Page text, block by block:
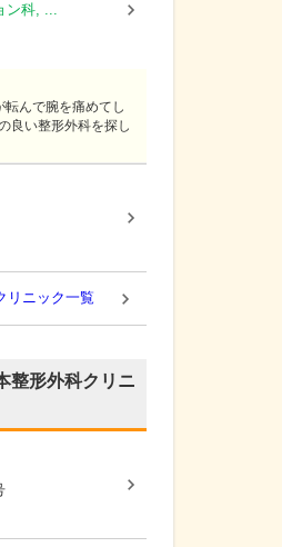
ン科, ...
んで腕を痛めてし
良い整形外科を探し
リニック一覧
整形外科クリニ